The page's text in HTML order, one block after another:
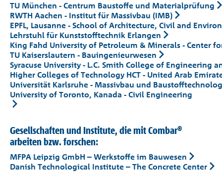
TU München - Centrum Baustoffe und Materialprüfung
RWTH Aachen - Institut für Massivbau (IMB)
EPFL, Lausanne - School of Architecture, Civil and
Lehrstuhl für Kunststofftechnik Erlangen
King Fahd University of Petroleum & Minerals - Center
TU Kaiserslautern - Bauingenieurwesen
Syracuse University - L.C. Smith College of Engineering
Higher Colleges of Technology HCT - United Arab
Universität Karlsruhe - Massivbau und
University of Toronto, Kanada - Civil Engineering
Gesellschaften und Institute, die mit Combar®
arbeiten bzw. forschen:
MFPA Leipzig GmbH – Werkstoffe im Bauwesen
Danish Technological Institute – The Concrete Center